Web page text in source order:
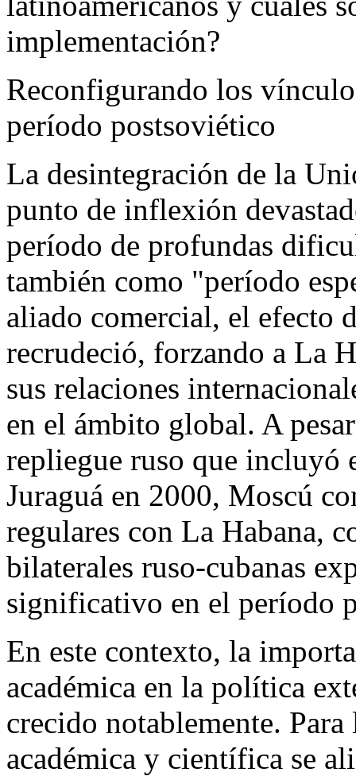
implementación?
Reconfigurando los
período postsoviético
La desintegración de la
punto de inflexión
período de profundas
también como "período
aliado comercial, el efecto
recrudeció, forzando a La
sus relaciones
en el ámbito global. A
repliegue ruso que incluyó
Juraguá en 2000, Moscú
regulares con La Habana,
bilaterales ruso-cubanas
significativo en el período
En este contexto, la
académica en la política
crecido notablemente.
académica y científica se